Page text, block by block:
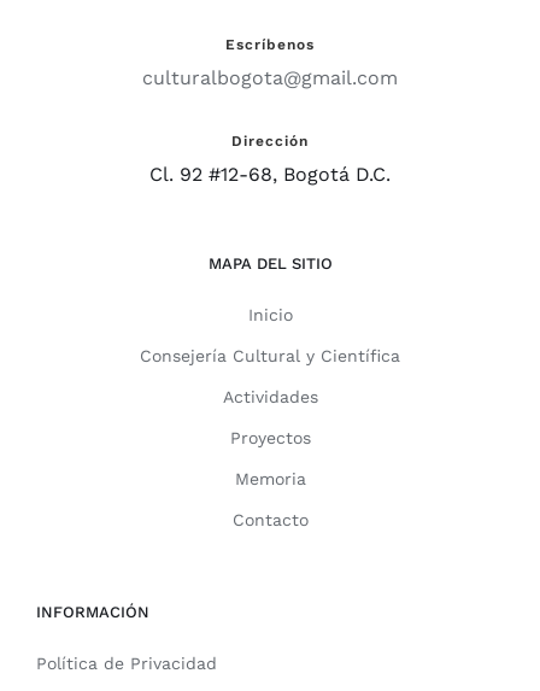
Escríbenos
culturalbogota@gmail.com
Dirección
Cl. 92 #12-68, Bogotá D.C.
MAPA DEL SITIO
Inicio
Consejería Cultural y Científica
Actividades
Proyectos
Memoria
Contacto
INFORMACIÓN
Política de Privacidad